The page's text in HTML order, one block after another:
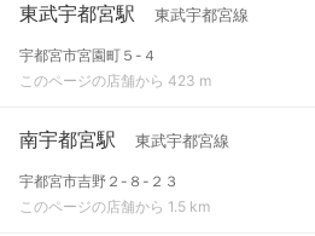
東武宇都宮駅 東武宇都宮線
宇都宮市宮園町５-４
このページの店舗から 423 m
南宇都宮駅 東武宇都宮線
宇都宮市吉野２-８-２３
このページの店舗から 1.5 km